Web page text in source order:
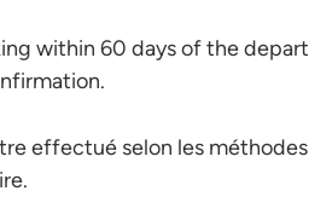
within 60 days of the
effectué selon les